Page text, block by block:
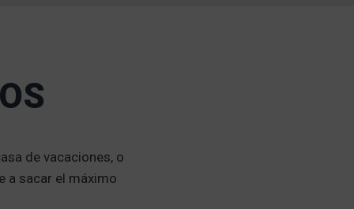
de vacaciones, o
a sacar el máximo